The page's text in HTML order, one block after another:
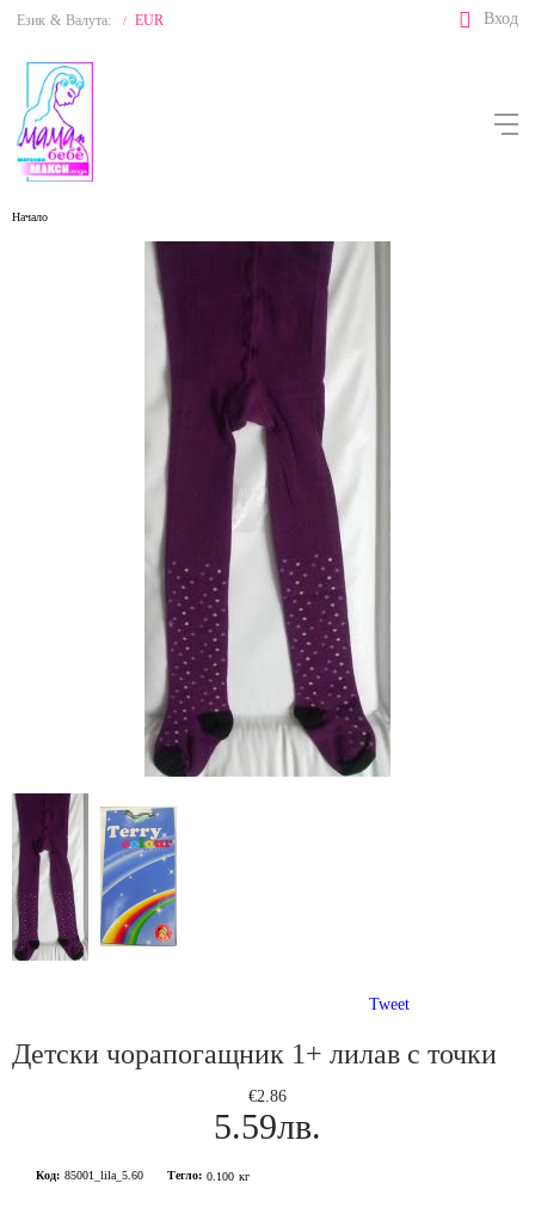
Език & Валута: / EUR Вход
Начало
Tweet
Детски чорапогащник 1+ лилав с точки
€2.86
5.59лв.
Код: 85001_lila_5.60 Тегло: 0.100 кг